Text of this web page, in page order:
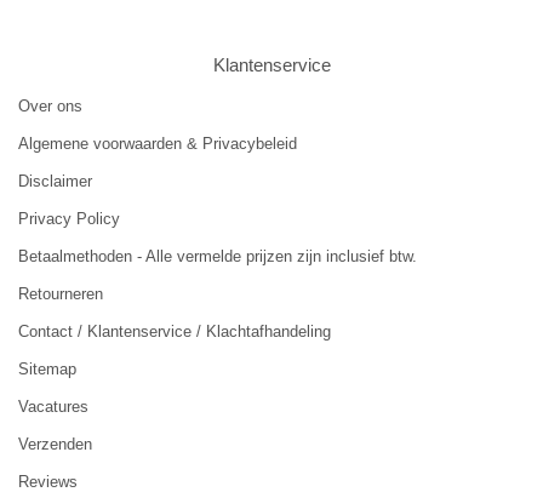
Klantenservice
Over ons
Algemene voorwaarden & Privacybeleid
Disclaimer
Privacy Policy
Betaalmethoden - Alle vermelde prijzen zijn inclusief btw.
Retourneren
Contact / Klantenservice / Klachtafhandeling
Sitemap
Vacatures
Verzenden
Reviews